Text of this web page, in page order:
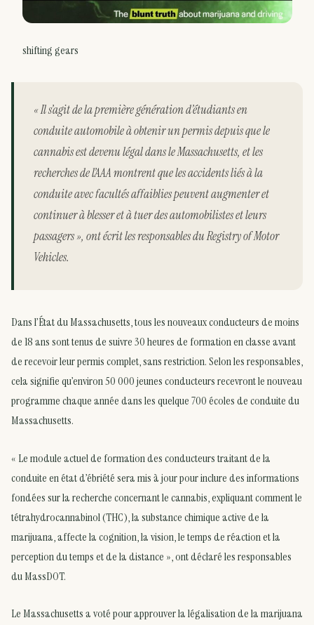
shifting gears
« Il s’agit de la première génération d’étudiants en
conduite automobile à obtenir un permis depuis que le
cannabis est devenu légal dans le Massachusetts, et les
recherches de l’AAA montrent que les accidents liés à la
conduite avec facultés affaiblies peuvent augmenter et
continuer à blesser et à tuer des automobilistes et leurs
passagers », ont écrit les responsables du Registry of Motor
Vehicles.
Dans l’État du Massachusetts, tous les nouveaux conducteurs de moins
de 18 ans sont tenus de suivre 30 heures de formation en classe avant
de recevoir leur permis complet, sans restriction. Selon les responsables,
cela signifie qu’environ 50 000 jeunes conducteurs recevront le nouveau
programme chaque année dans les quelque 700 écoles de conduite du
Massachusetts.
« Le module actuel de formation des conducteurs traitant de la
conduite en état d’ébriété sera mis à jour pour inclure des informations
fondées sur la recherche concernant le cannabis, expliquant comment le
tétrahydrocannabinol (THC), la substance chimique active de la
marijuana, affecte la cognition, la vision, le temps de réaction et la
perception du temps et de la distance », ont déclaré les responsables
du MassDOT.
Le Massachusetts a voté pour approuver la légalisation de la marijuana